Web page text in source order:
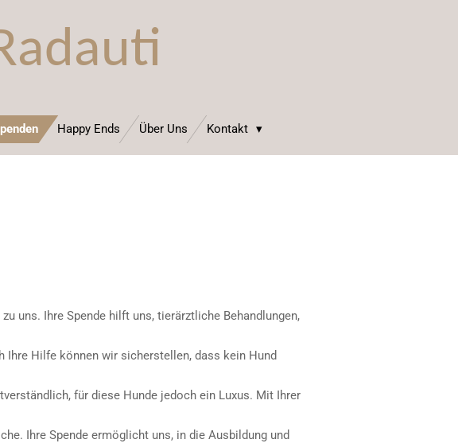
Happy Ends Über Uns Kontakt
uns. Ihre Spende hilft uns, tierärztliche Behandlungen,
Ihre Hilfe können wir sicherstellen, dass kein Hund
für diese Hunde jedoch ein Luxus. Mit Ihrer
Ihre Spende ermöglicht uns, in die Ausbildung und